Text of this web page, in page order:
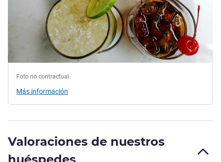
Foto no contractual
Más información
Valoraciones de nuestros